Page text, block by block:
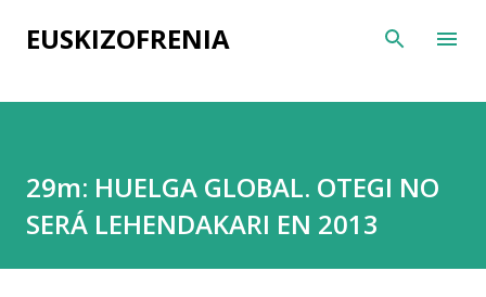
Ir al contenido principal
EUSKIZOFRENIA
29m: HUELGA GLOBAL. OTEGI NO
SERÁ LEHENDAKARI EN 2013